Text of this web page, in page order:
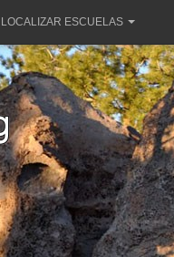
LOCALIZAR ESCUELAS